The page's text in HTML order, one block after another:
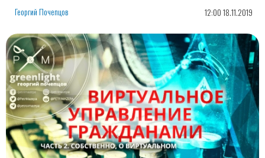
Георгий Почепцов 12:00 18.11.2019